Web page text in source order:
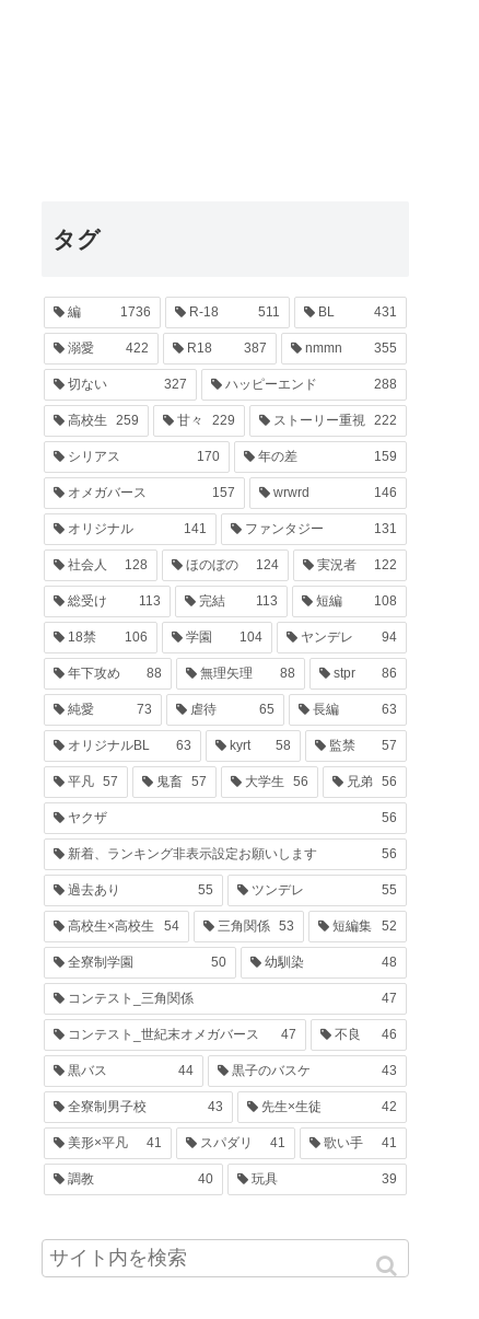
タグ
編 1736 R-18 511 BL 431
溺愛 422 R18 387 nmmn 355
切ない 327 ハッピーエンド 288
高校生 259 甘々 229 ストーリー重視 222
シリアス 170 年の差 159
オメガバース 157 wrwrd 146
オリジナル 141 ファンタジー 131
社会人 128 ほのぼの 124 実況者 122
総受け 113 完結 113 短編 108
18禁 106 学園 104 ヤンデレ 94
年下攻め 88 無理矢理 88 stpr 86
純愛 73 虐待 65 長編 63
オリジナルBL 63 kyrt 58 監禁 57
平凡 57 鬼畜 57 大学生 56 兄弟 56
ヤクザ 56
新着、ランキング非表示設定お願いします 56
過去あり 55 ツンデレ 55
高校生×高校生 54 三角関係 53 短編集 52
全寮制学園 50 幼馴染 48
コンテスト_三角関係 47
コンテスト_世紀末オメガバース 47 不良 46
黒バス 44 黒子のバスケ 43
全寮制男子校 43 先生×生徒 42
美形×平凡 41 スパダリ 41 歌い手 41
調教 40 玩具 39